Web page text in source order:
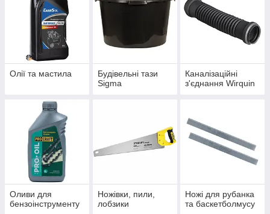
Олії та мастила
Будівельні тази
Sigma
Каналізаційні
з'єднання Wirquin
Оливи для
бензоінструменту
Ножівки, пили,
лобзики
Ножі для рубанка
та баскетболмусу